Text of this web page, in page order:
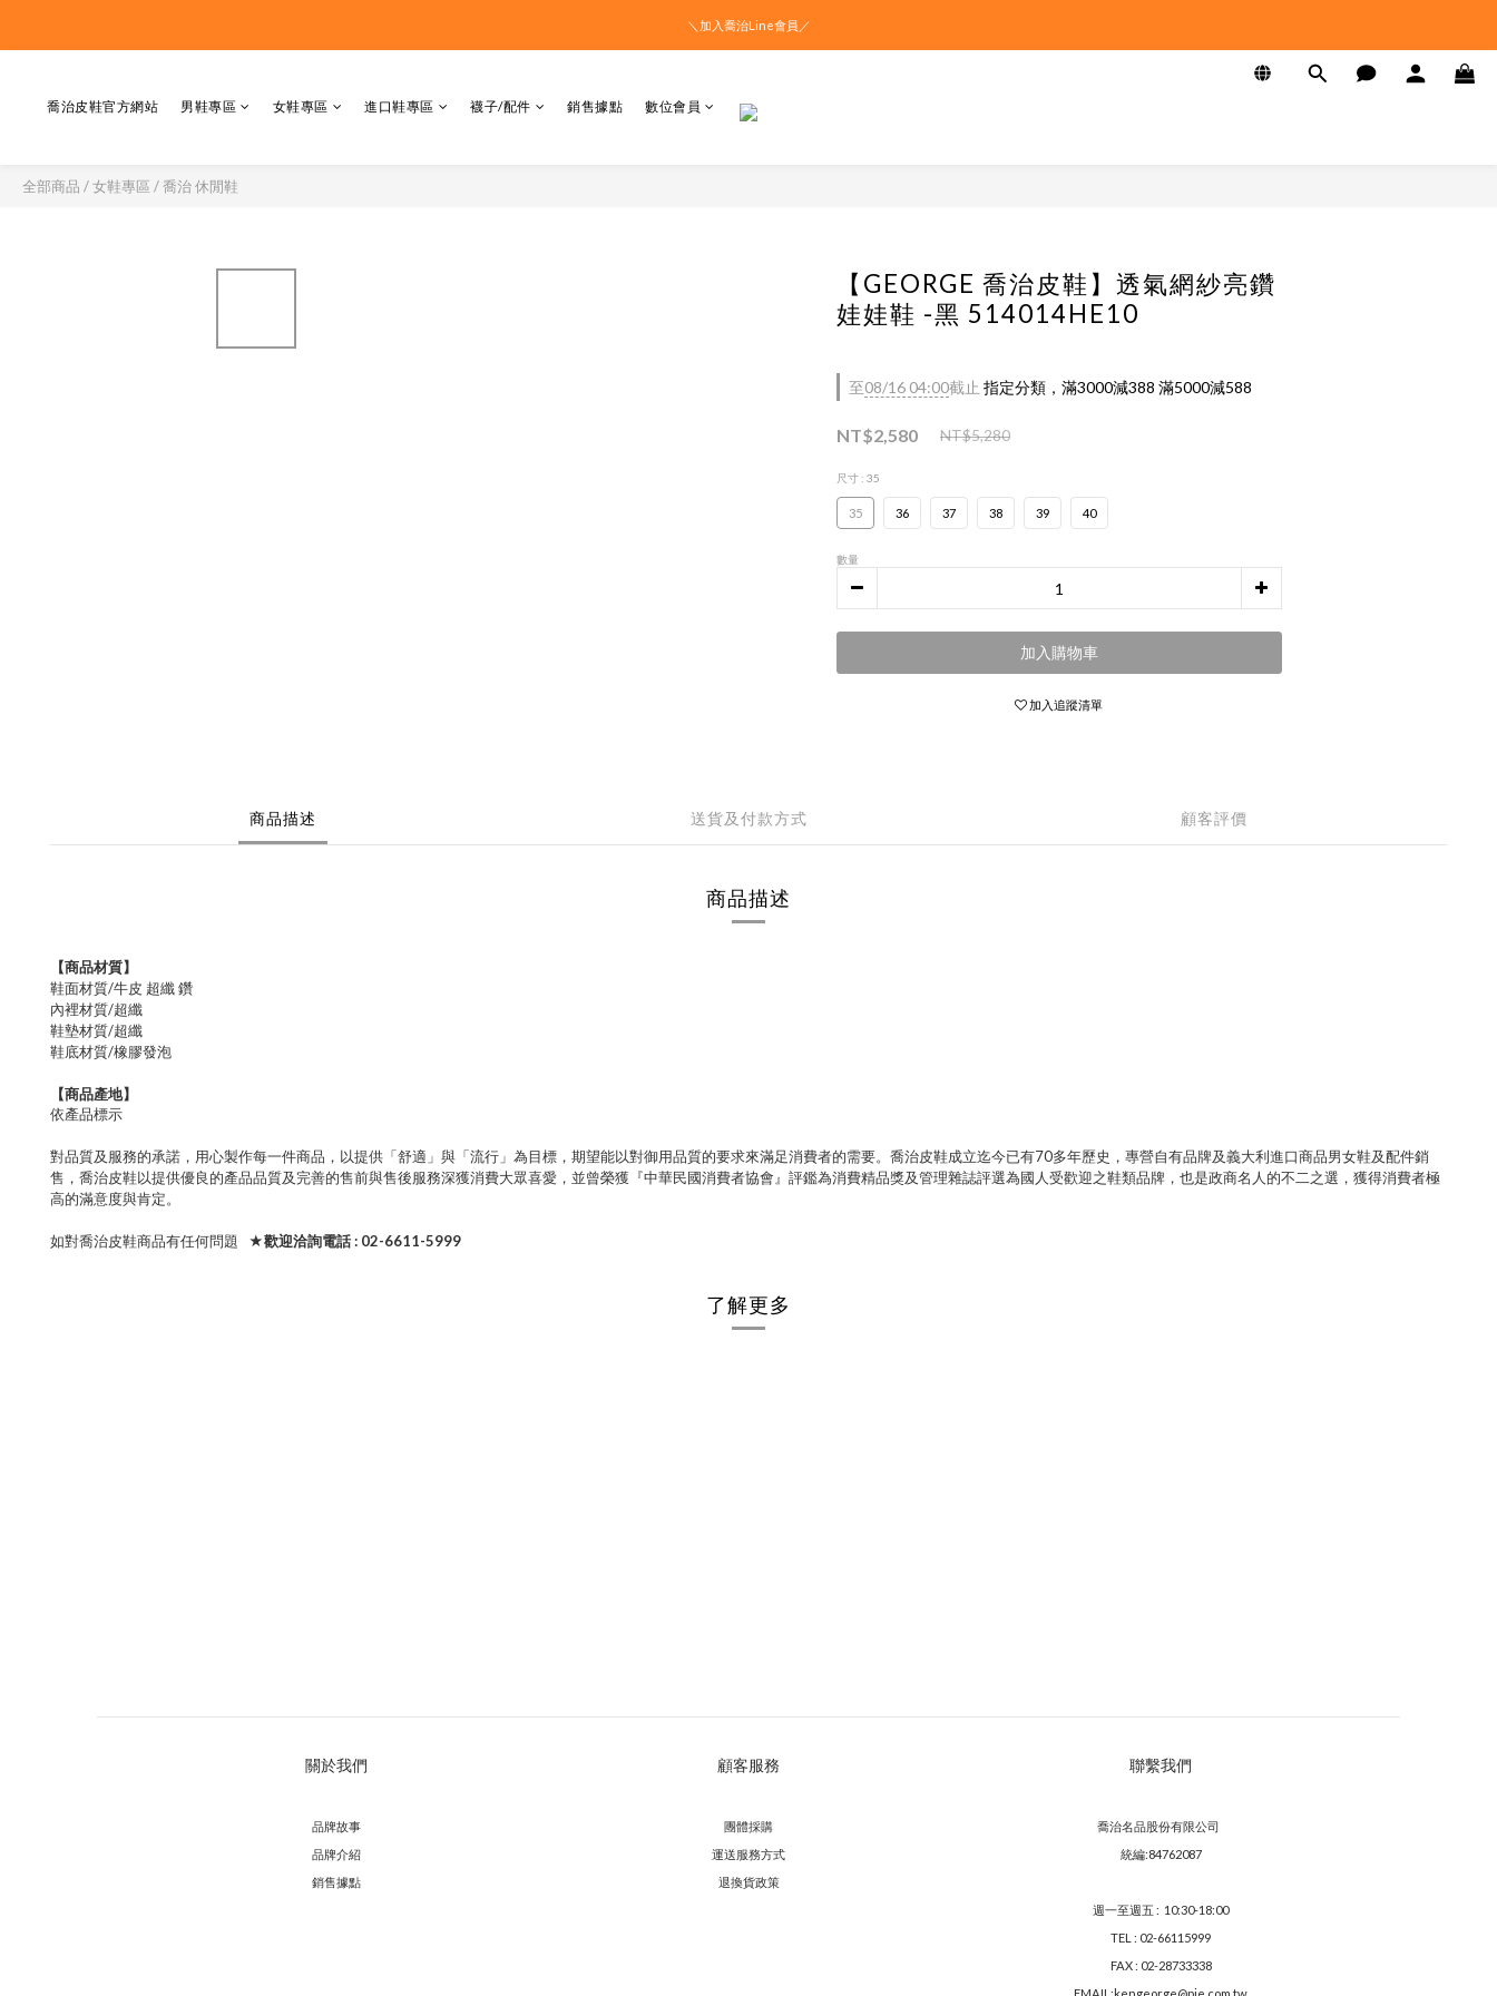
＼加入喬治Line會員／
喬治皮鞋官方網站 男鞋專區 女鞋專區 進口鞋專區 襪子/配件 銷售據點 數位會員
全部商品 /女鞋專區 /喬治 休閒鞋
【GEORGE 喬治皮鞋】透氣網紗亮鑽
娃娃鞋 -黑 514014HE10
至08/16 04:00截止 指定分類，滿3000減388 滿5000減588
NT$2,580 NT$5,280
尺寸 : 35
35 36 37 38 39 40
數量
加入購物車
加入追蹤清單
商品描述 送貨及付款方式 顧客評價
商品描述
【商品材質】
鞋面材質/牛皮 超纖 鑽
內裡材質/超纖
鞋墊材質/超纖
鞋底材質/橡膠發泡
【商品產地】
依產品標示
對品質及服務的承諾，用心製作每一件商品，以提供「舒適」與「流行」為目標，期望能以對御用品質的要求來滿足消費者的需要。喬治皮鞋成立迄今已有70多年歷史，專營自有品牌及義大利進口商品男女鞋及配件銷
售，喬治皮鞋以提供優良的產品品質及完善的售前與售後服務深獲消費大眾喜愛，並曾榮獲『中華民國消費者協會』評鑑為消費精品獎及管理雜誌評選為國人受歡迎之鞋類品牌，也是政商名人的不二之選，獲得消費者極
高的滿意度與肯定。
如對喬治皮鞋商品有任何問題 ★歡迎洽詢電話 : 02-6611-5999
了解更多
關於我們
品牌故事
品牌介紹
銷售據點
顧客服務
團體採購
運送服務方式
退換貨政策
聯繫我們
喬治名品股份有限公司
統編:84762087
週一至週五 : 10:30-18:00
TEL : 02-66115999
FAX : 02-28733338